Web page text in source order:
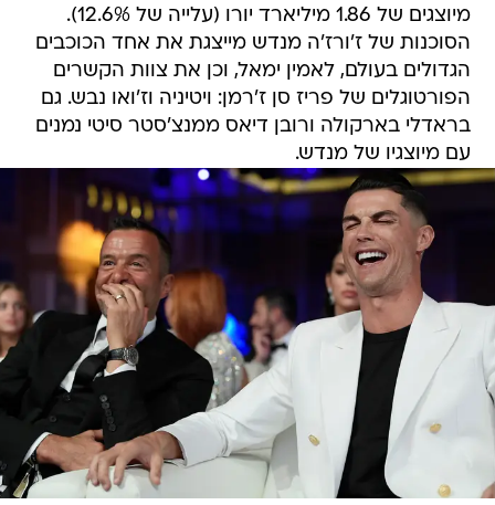
מיוצגים של 1.86 מיליארד יורו (עלייה של 12.6%).
הסוכנות של ז'ורז'ה מנדש מייצגת את אחד הכוכבים
הגדולים בעולם, לאמין ימאל, וכן את צוות הקשרים
הפורטוגלים של פריז סן ז'רמן: ויטיניה וז'ואו נבש. גם
בראדלי בארקולה ורובן דיאס ממנצ'סטר סיטי נמנים
עם מיוצגיו של מנדש.